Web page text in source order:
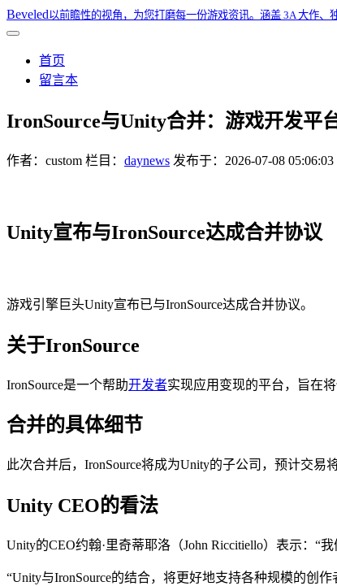
Beveled以前瞻性的视角，为您打磨每一份游戏资讯。涵盖 3A 大作、
首页
留言本
IronSource与Unity合并：游戏开发平
作者： custom 栏目： daynews 发布于： 2026-07-08 05:06:03
Unity宣布与IronSource达成合并协议
游戏引擎巨头Unity宣布已与IronSource达成合并协议。
关于IronSource
IronSource是一个帮助开发者实现应用变现的平台，旨在
合并的具体细节
此次合并后，IronSource将成为Unity的子公司，预计交
Unity CEO的看法
Unity的CEO约翰·里奇蒂耶洛（John Riccitiello）表示：“
“Unity与IronSource的结合，将更好地支持各种规模的创